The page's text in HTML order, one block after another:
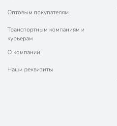
Оптовым покупателям
Транспортным компаниям и
курьерам
О компании
Наши реквизиты